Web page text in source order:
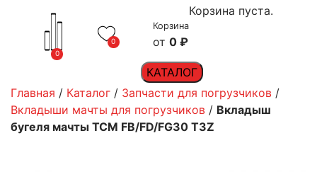
0
0
Корзина
0 ₽
Корзина пуста.
КАТАЛОГ
Главная / Каталог / Запчасти для погрузчиков /
Вкладыши мачты для погрузчиков / Вкладыш
бугеля мачты TCM FB/FD/FG30 T3Z